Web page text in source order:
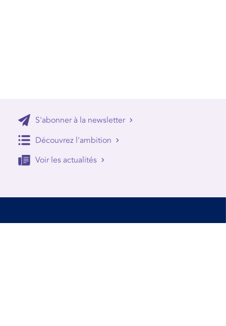
S'abonner à la newsletter
Découvrez l'ambition
Voir les actualités